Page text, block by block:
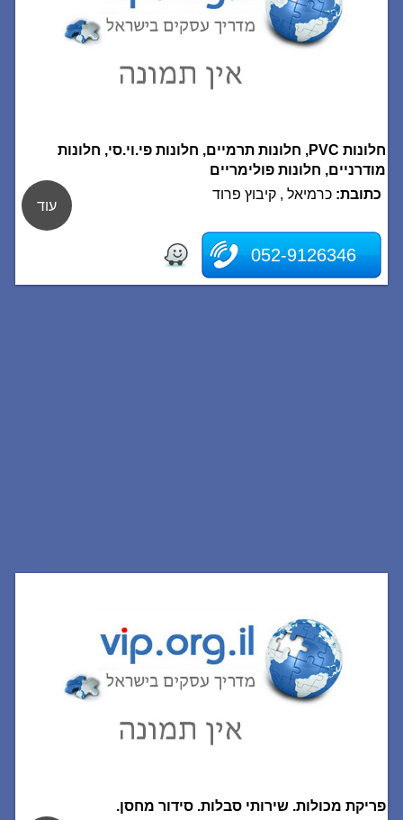
חלונות PVC, חלונות תרמיים, חלונות פי.וי.סי, חלונות
מודרניים, חלונות פולימריים
כתובת: כרמיאל , קיבוץ פרוד
052-9126346
עוד
פריקת מכולות. שירותי סבלות. סידור מחסן.